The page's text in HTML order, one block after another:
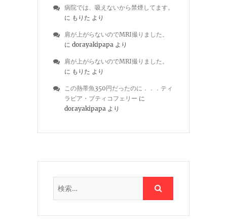
病院では、吸えないから禁煙してます。
に もりた より
肩が上がらないのでMRI撮りました。
に dorayakipapa より
肩が上がらないのでMRI撮りました。
に もりた より
この熱帯魚350円だったのに．．．ティ
ラピア・ブティコフェリー に
dorayakipapa より